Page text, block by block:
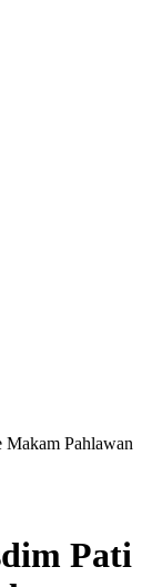
Pahlawan
Pati